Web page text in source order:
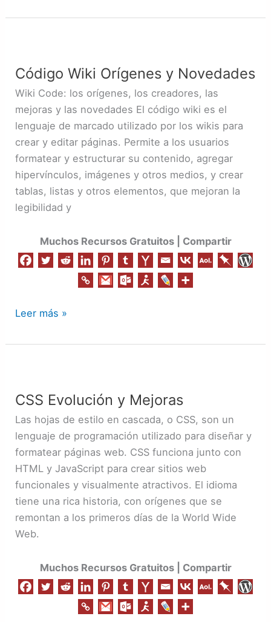
Código Wiki Orígenes y Novedades
Wiki Code: los orígenes, los creadores, las
mejoras y las novedades El código wiki es el
lenguaje de marcado utilizado por los wikis para
crear y editar páginas. Permite a los usuarios
formatear y estructurar su contenido, agregar
hipervínculos, imágenes y otros medios, y crear
tablas, listas y otros elementos, que mejoran la
legibilidad y
Muchos Recursos Gratuitos | Compartir
Orígenes
y
Novedades
Leer más »
CSS Evolución y Mejoras
Las hojas de estilo en cascada, o CSS, son un
lenguaje de programación utilizado para diseñar y
formatear páginas web. CSS funciona junto con
HTML y JavaScript para crear sitios web
funcionales y visualmente atractivos. El idioma
tiene una rica historia, con orígenes que se
remontan a los primeros días de la World Wide
Web.
Muchos Recursos Gratuitos | Compartir
y
Mejoras